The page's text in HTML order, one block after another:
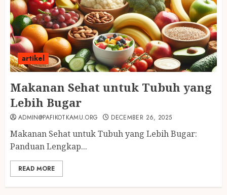
artikel
Makanan Sehat untuk Tubuh yang
Lebih Bugar
ADMIN@PAFIKOTKAMU.ORG DECEMBER 26, 2025
Makanan Sehat untuk Tubuh yang Lebih Bugar:
Panduan Lengkap...
READ MORE